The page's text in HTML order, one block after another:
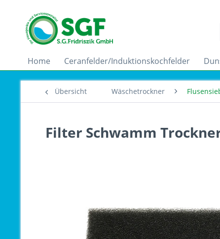
Home Ceranfelder/Induktionskochfelder
Übersicht Wäschetrockner
Filter Schwamm